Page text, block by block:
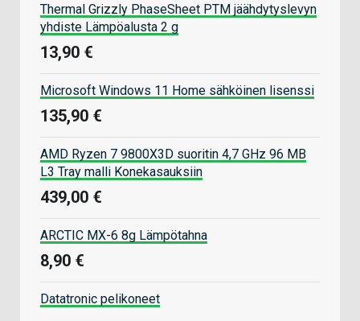
Thermal Grizzly PhaseSheet PTM jäähdytyslevyn
yhdiste Lämpöalusta 2 g
13,90 €
Microsoft Windows 11 Home sähköinen lisenssi
135,90 €
AMD Ryzen 7 9800X3D suoritin 4,7 GHz 96 MB
L3 Tray malli Konekasauksiin
439,00 €
ARCTIC MX-6 8g Lämpötahna
8,90 €
Datatronic pelikoneet